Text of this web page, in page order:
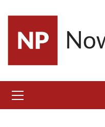
content
Menu